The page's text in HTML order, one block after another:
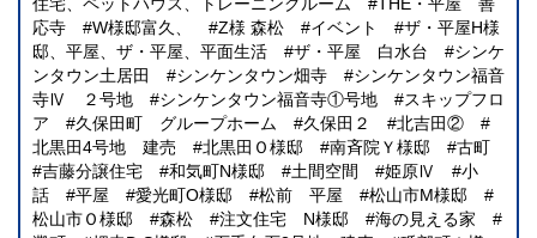
応寺
W様邸富久、 Z様 森松 イベント
ザ・平屋H様
邸、平屋、ザ・平屋、平面生活
ザ・平屋 白水台
シンケ
ンタウン土居田
シンケンタウン畑寺
シンケンタウン福音
寺Ⅳ ２号地
シンケンタウン福音寺①号地
スキップフロ
ア
久保田町 グループホーム 久保田２
北吉田②
北黒田4号地 建売
北黒田Ｏ様邸 南斉院Ｙ様邸
古町
吉藤分譲住宅
和気町N様邸 土間空間 姫原Ⅳ
小
話
平屋 愛光町O様邸 松前 平屋
松山市M様邸
松山市Ｏ様邸
森松 注文住宅 N様邸
海の見える家